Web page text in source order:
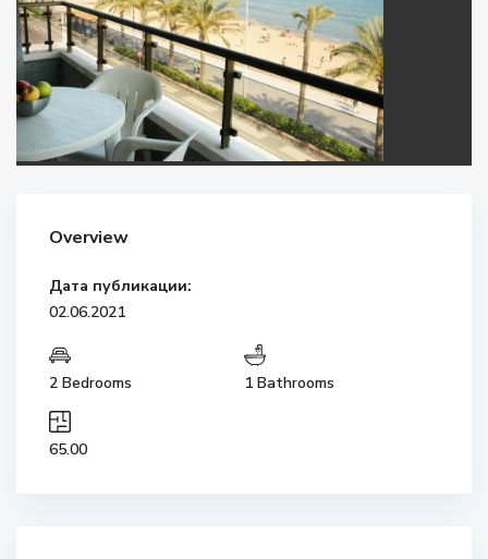
Overview
Дата публикации:
02.06.2021
2 Bedrooms 1 Bathrooms
65.00